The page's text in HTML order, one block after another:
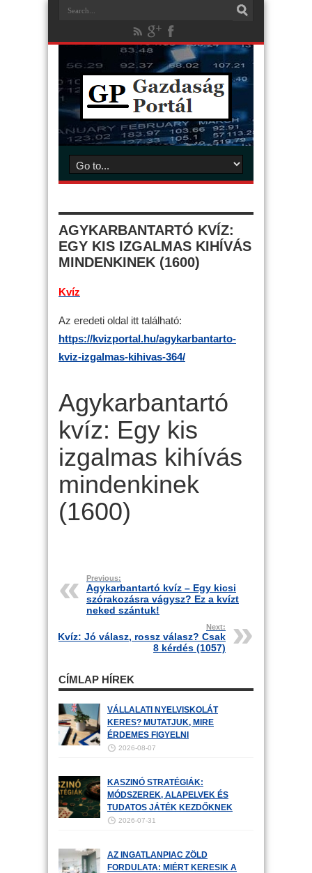
AGYKARBANTARTÓ KVÍZ:
EGY KIS IZGALMAS KIHÍVÁS
MINDENKINEK (1600)
Kvíz
Az eredeti oldal itt található:
https://kvizportal.hu/agykarbantarto-
kviz-izgalmas-kihivas-364/
Agykarbantartó
kvíz: Egy kis
izgalmas kihívás
mindenkinek
(1600)
Previous:
Agykarbantartó kvíz – Egy kicsi
szórakozásra vágysz? Ez a kvízt
neked szántuk!
Next:
Kvíz: Jó válasz, rossz válasz? Csak
8 kérdés (1057)
CÍMLAP HÍREK
VÁLLALATI NYELVISKOLÁT
KERES? MUTATJUK, MIRE
ÉRDEMES FIGYELNI
2026-08-07
KASZINÓ STRATÉGIÁK:
MÓDSZEREK, ALAPELVEK ÉS
TUDATOS JÁTÉK KEZDŐKNEK
2026-07-31
AZ INGATLANPIAC ZÖLD
FORDULATA: MIÉRT KERESIK A